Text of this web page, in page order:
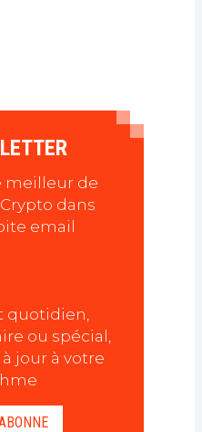
meilleur de
dans
email
quotidien,
ou spécial,
jour à votre